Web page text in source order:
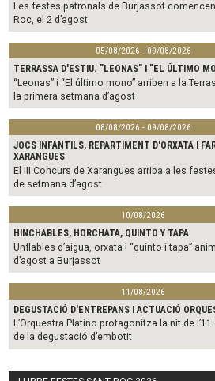
Les festes patronals de Burjassot
Roc, el 2 d’agost
05/08/2026 - 09/08/2026
TERRASSA D'ESTIU. "LEONAS" I "EL ÚLTIMO
“Leonas” i “El último mono” arriben a la
la primera setmana d’agost
08/08/2026 - 09/08/2026
JOCS INFANTILS, REPARTIMENT D'ORXATA I
XARANGUES
El III Concurs de Xarangues arriba a les
de setmana d’agost
10/08/2026
HINCHABLES, HORCHATA, QUINTO Y TAPA
Unflables d’aigua, orxata i “quinto i tapa”
d’agost a Burjassot
11/08/2026
DEGUSTACIÓ D'ENTREPANS I ACTUACIÓ
L’Orquestra Platino protagonitza la nit de
de la degustació d’embotit